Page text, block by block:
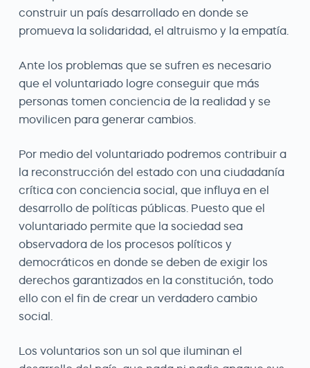
construir un país desarrollado en donde se
promueva la solidaridad, el altruismo y la empatía.
Ante los problemas que se sufren es necesario
que el voluntariado logre conseguir que más
personas tomen conciencia de la realidad y se
movilicen para generar cambios.
Por medio del voluntariado podremos contribuir a
la reconstrucción del estado con una ciudadanía
crítica con conciencia social, que influya en el
desarrollo de políticas públicas. Puesto que el
voluntariado permite que la sociedad sea
observadora de los procesos políticos y
democráticos en donde se deben de exigir los
derechos garantizados en la constitución, todo
ello con el fin de crear un verdadero cambio
social.
Los voluntarios son un sol que iluminan el